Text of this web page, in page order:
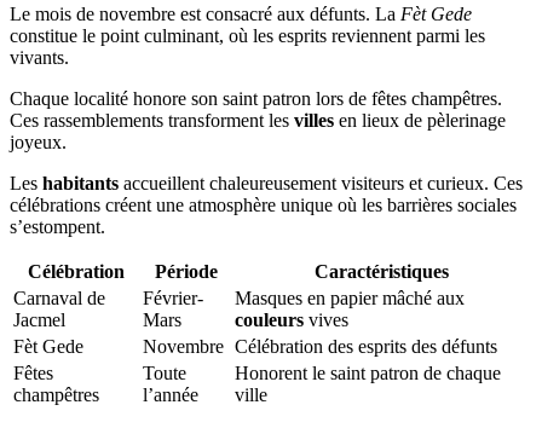
Le mois de novembre est consacré aux défunts. La Fèt Gede
constitue le point culminant, où les esprits reviennent parmi les
vivants.
Chaque localité honore son saint patron lors de fêtes champêtres.
Ces rassemblements transforment les villes en lieux de pèlerinage
joyeux.
Les habitants accueillent chaleureusement visiteurs et curieux. Ces
célébrations créent une atmosphère unique où les barrières sociales
s’estompent.
Célébration Période
Caractéristiques
Carnaval de
Jacmel
Février-
Mars
Masques en papier mâché aux
couleurs vives
Fèt Gede
Novembre Célébration des esprits des défunts
Fêtes
champêtres
Toute
l’année
Honorent le saint patron de chaque
ville